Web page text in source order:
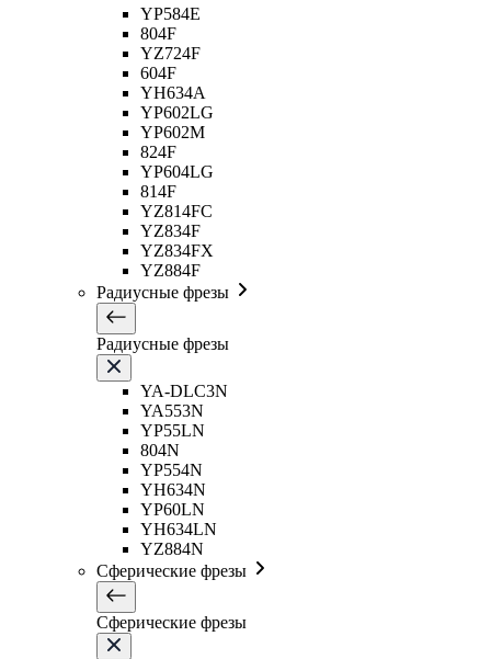
YP584E
804F
YZ724F
604F
YH634A
YP602LG
YP602M
824F
YP604LG
814F
YZ814FC
YZ834F
YZ834FX
YZ884F
Радиусные фрезы
Радиусные фрезы
YA-DLC3N
YA553N
YP55LN
804N
YP554N
YH634N
YP60LN
YH634LN
YZ884N
Сферические фрезы
Сферические фрезы